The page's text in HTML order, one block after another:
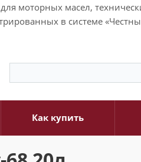
моторных масел,
в системе
Как купить